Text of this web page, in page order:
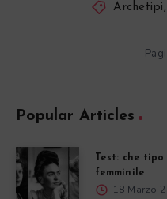
Popular Articles
Test: che
femminile
18 Marzo